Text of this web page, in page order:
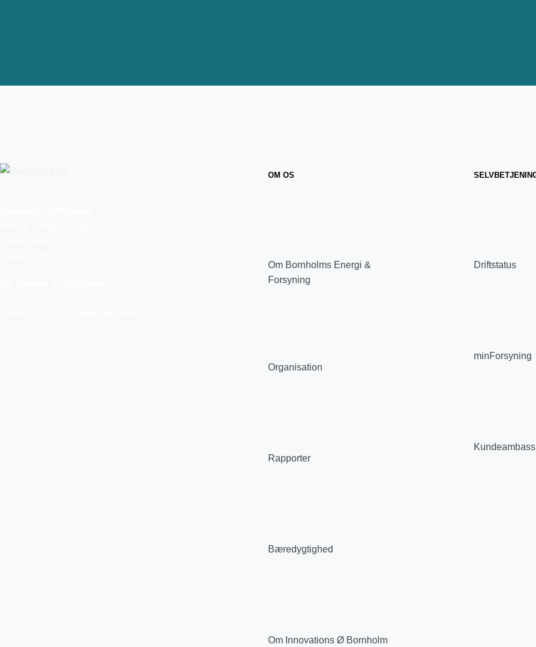
OM OS
Om Bornholms Energi &
Forsyning
Organisation
Rapporter
Bæredygtighed
Om Innovations Ø Bornholm
Driftstatus
minForsyning